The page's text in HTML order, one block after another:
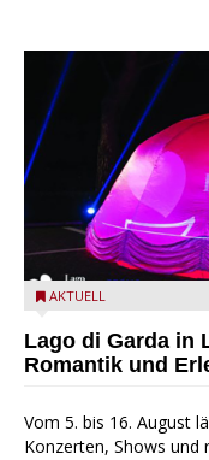
Lago di Garda in Love
AKTUELL
Lago di Garda in
Romantik und
Vom 5. bis 16. August
Konzerten, Shows und